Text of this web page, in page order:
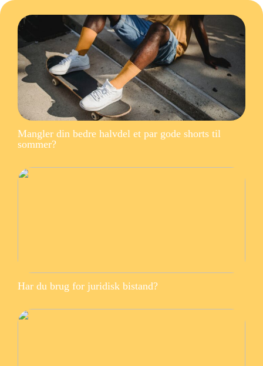
Mangler din bedre halvdel et par gode shorts til
sommer?
Har du brug for juridisk bistand?